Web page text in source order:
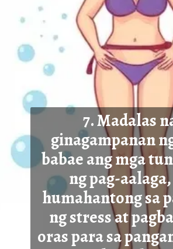
7. Madalas
ginagampanan
babae ang mga
ng pag-
humahantong sa
ng stress at pag
oras para sa